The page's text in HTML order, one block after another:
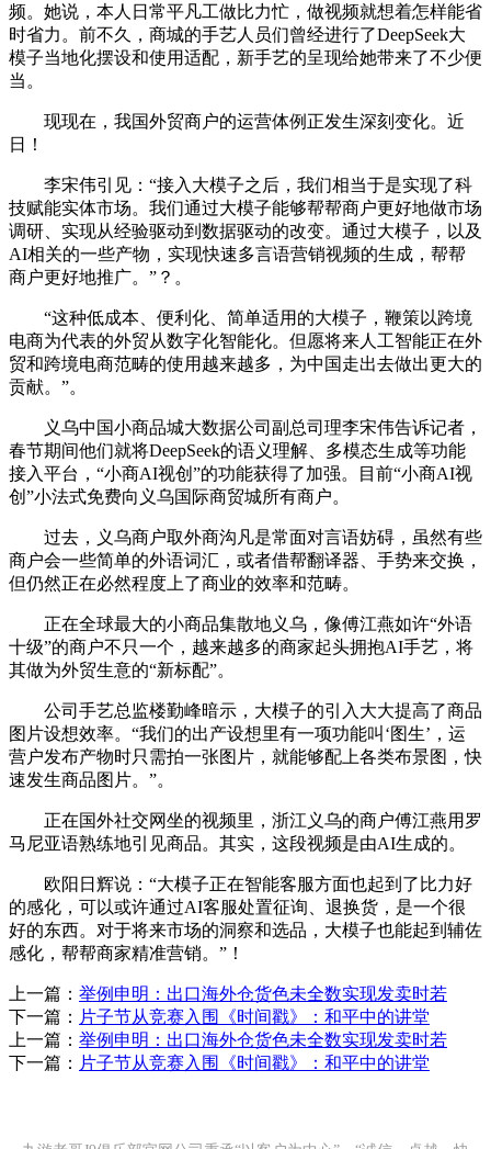
频。她说，本人日常平凡工做比力忙，做视频就想着怎样能省
时省力。前不久，商城的手艺人员们曾经进行了DeepSeek大
模子当地化摆设和使用适配，新手艺的呈现给她带来了不少便
当。
现现在，我国外贸商户的运营体例正发生深刻变化。近
日！
李宋伟引见：“接入大模子之后，我们相当于是实现了科
技赋能实体市场。我们通过大模子能够帮帮商户更好地做市场
调研、实现从经验驱动到数据驱动的改变。通过大模子，以及
AI相关的一些产物，实现快速多言语营销视频的生成，帮帮
商户更好地推广。”？。
“这种低成本、便利化、简单适用的大模子，鞭策以跨境
电商为代表的外贸从数字化智能化。但愿将来人工智能正在外
贸和跨境电商范畴的使用越来越多，为中国走出去做出更大的
贡献。”。
义乌中国小商品城大数据公司副总司理李宋伟告诉记者，
春节期间他们就将DeepSeek的语义理解、多模态生成等功能
接入平台，“小商AI视创”的功能获得了加强。目前“小商AI视
创”小法式免费向义乌国际商贸城所有商户。
过去，义乌商户取外商沟凡是常面对言语妨碍，虽然有些
商户会一些简单的外语词汇，或者借帮翻译器、手势来交换，
但仍然正在必然程度上了商业的效率和范畴。
正在全球最大的小商品集散地义乌，像傅江燕如许“外语
十级”的商户不只一个，越来越多的商家起头拥抱AI手艺，将
其做为外贸生意的“新标配”。
公司手艺总监楼勤峰暗示，大模子的引入大大提高了商品
图片设想效率。“我们的出产设想里有一项功能叫‘图生’，运
营户发布产物时只需拍一张图片，就能够配上各类布景图，快
速发生商品图片。”。
正在国外社交网坐的视频里，浙江义乌的商户傅江燕用罗
马尼亚语熟练地引见商品。其实，这段视频是由AI生成的。
欧阳日辉说：“大模子正在智能客服方面也起到了比力好
的感化，可以或许通过AI客服处置征询、退换货，是一个很
好的东西。对于将来市场的洞察和选品，大模子也能起到辅佐
感化，帮帮商家精准营销。”！
上一篇： 举例申明：出口海外仓货色未全数实现发卖时若
下一篇： 片子节从竞赛入围《时间戳》：和平中的讲堂
上一篇： 举例申明：出口海外仓货色未全数实现发卖时若
下一篇： 片子节从竞赛入围《时间戳》：和平中的讲堂